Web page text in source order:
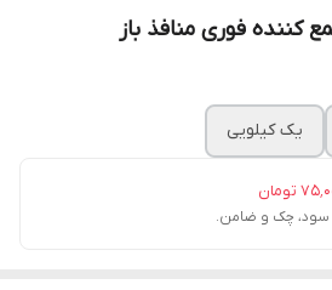
کننده فوری منافذ باز
یک کیلویی
تومان